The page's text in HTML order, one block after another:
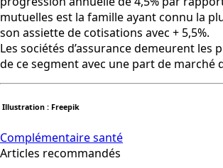
mutuelles est la famille ayant connu la
son assiette de cotisations avec + 5,5%.
Les sociétés d’assurance demeurent les
de ce segment avec une part de marché
Illustration : Freepik
Complémentaire santé
Articles recommandés